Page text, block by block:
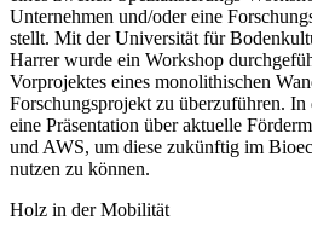
Unternehmen und/oder eine
stellt. Mit der Universität für
Harrer wurde ein Workshop
Vorprojektes eines monolithischen
Forschungsprojekt zu überzuführen. In
eine Präsentation über aktuelle
und AWS, um diese zukünftig im
nutzen zu können.
Holz in der Mobilität